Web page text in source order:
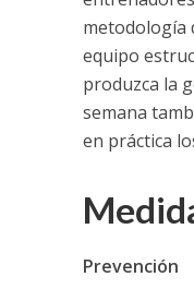
metodología
equipo
produzca la
semana
en práctica
Prevención